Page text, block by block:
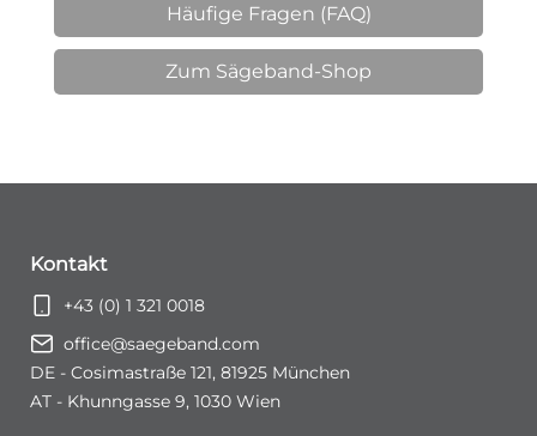
Häufige Fragen (FAQ)
Zum Sägeband-Shop
Kontakt
+43 (0) 1 321 0018
office@saegeband.com
DE - Cosimastraße 121, 81925 München
AT - Khunngasse 9, 1030 Wien